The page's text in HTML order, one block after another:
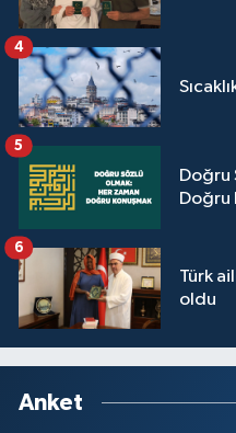
4
Doğru
Doğru
5
Türk
oldu
6
Anket